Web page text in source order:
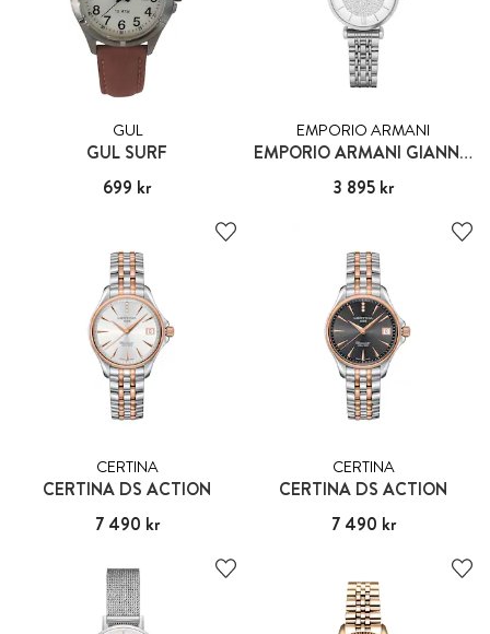
GUL
GUL SURF
Pris:699 kr
699 kr
EMPORIO ARMANI
EMPORIO ARMANI GIANNI T-BAR
Pris :3 895 kr
3 895 kr
CERTINA
CERTINA DS ACTION
Pris :7 490 kr
7 490 kr
CERTINA
CERTINA DS ACTION
Pris :7 490 kr
7 490 kr